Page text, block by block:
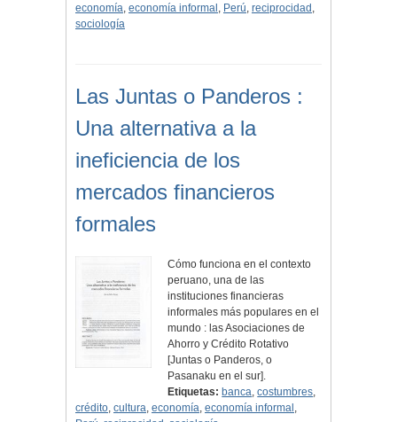
economía, economía informal , Perú, reciprocidad ,
sociología
Las Juntas o Panderos :
Una alternativa a la
ineficiencia de los
mercados financieros
formales
Cómo funciona en el contexto
peruano, una de las
instituciones financieras
informales más populares en el
mundo : las Asociaciones de
Ahorro y Crédito Rotativo
[Juntas o Panderos, o
Pasanaku en el sur].
Etiquetas: banca,costumbres,
crédito, cultura, economía, economía informal ,